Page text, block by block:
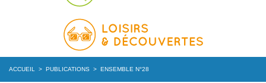
ACCUEIL > PUBLICATIONS > ENSEMBLE N°28